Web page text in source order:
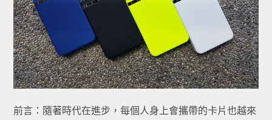
前言：隨著時代在進步，每個人身上會攜帶的卡片也越來